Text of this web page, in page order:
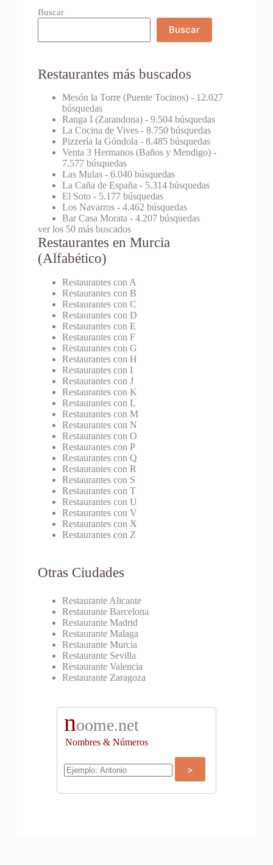
Buscar
Buscar
Restaurantes más buscados
Mesón la Torre (Puente Tocinos)- 12.027
búsquedas
Ranga I (Zarandona)- 9.504 búsquedas
La Cocina de Vives- 8.750 búsquedas
Pizzería la Góndola - 8.485 búsquedas
Venta 3 Hermanos (Baños y Mendigo)-
7.577 búsquedas
Las Mulas- 6.040 búsquedas
La Caña de España - 5.314 búsquedas
El Soto- 5.177 búsquedas
Los Navarros- 4.462 búsquedas
Bar Casa Morata - 4.207 búsquedas
ver los 50 más buscados
Restaurantes en Murcia
(Alfabético)
Restaurantes con A
Restaurantes con B
Restaurantes con C
Restaurantes con D
Restaurantes con E
Restaurantes con F
Restaurantes con G
Restaurantes con H
Restaurantes con I
Restaurantes con J
Restaurantes con K
Restaurantes con L
Restaurantes con M
Restaurantes con N
Restaurantes con O
Restaurantes con P
Restaurantes con Q
Restaurantes con R
Restaurantes con S
Restaurantes con T
Restaurantes con U
Restaurantes con V
Restaurantes con X
Restaurantes con Z
Otras Ciudades
Restaurante Alicante
Restaurante Barcelona
Restaurante Madrid
Restaurante Malaga
Restaurante Murcia
Restaurante Sevilla
Restaurante Valencia
Restaurante Zaragoza
noome.net
Nombres & Números